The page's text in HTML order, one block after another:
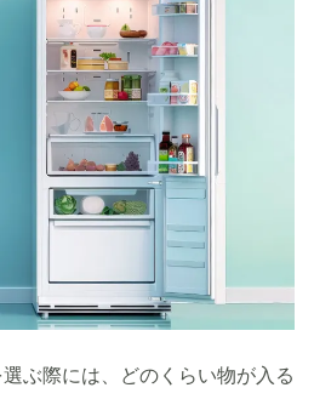
ぶ際には、どのくらい物が入る